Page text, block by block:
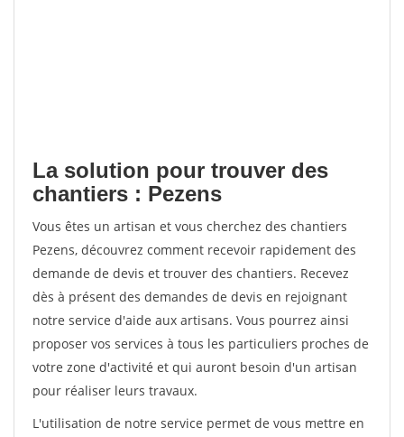
La solution pour trouver des
chantiers : Pezens
Vous êtes un artisan et vous cherchez des chantiers
Pezens, découvrez comment recevoir rapidement des
demande de devis et trouver des chantiers. Recevez
dès à présent des demandes de devis en rejoignant
notre service d'aide aux artisans. Vous pourrez ainsi
proposer vos services à tous les particuliers proches de
votre zone d'activité et qui auront besoin d'un artisan
pour réaliser leurs travaux.
L'utilisation de notre service permet de vous mettre en